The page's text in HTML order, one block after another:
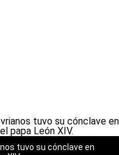
tuvo su cónclave en